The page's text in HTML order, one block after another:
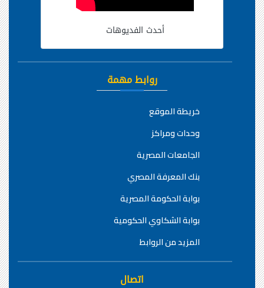
أحدث الفديوهات
روابط مهمة
خريطة الموقع
وحدات ومراكز
الجامعات المصرية
بنك المعرفة المصري
بوابة الحكومة المصرية
بوابة الشكاوي الحكومية
المزيد من الروابط
اتصال